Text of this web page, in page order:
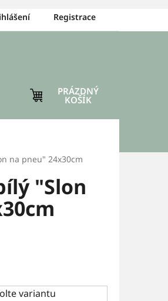
Registrace
NÁKUPNÍ
PRÁZDNÝ
KOŠÍK
na pneu" 24x30cm
"Slon
variantu